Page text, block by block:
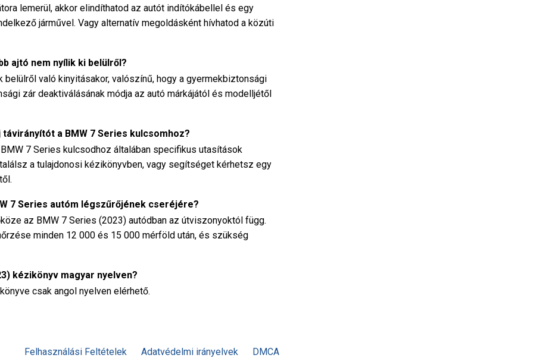
lemerül, akkor elindíthatod az autót indítókábellel és egy
járművel. Vagy alternatív megoldásként hívhatod a közúti
ajtó nem nyílik ki belülről?
belülről való kinyitásakor, valószínű, hogy a gyermekbiztonsági
zár deaktiválásának módja az autó márkájától és modelljétől
a BMW 7 Series kulcsomhoz?
7 Series kulcsodhoz általában specifikus utasítások
a tulajdonosi kézikönyvben, vagy segítséget kérhetsz egy
7 Series autóm légszűrőjének cseréjére?
az BMW 7 Series (2023) autódban az útviszonyoktól függ.
minden 12 000 és 15 000 mérföld után, és szükség
kézikönyv magyar nyelven?
csak angol nyelven elérhető.
Felhasználási Feltételek Adatvédelmi irányelvek DMCA